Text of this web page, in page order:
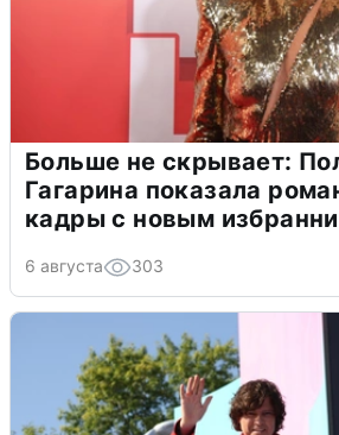
Больше не скрывает:
Гагарина показала
кадры с новым
6 августа 303